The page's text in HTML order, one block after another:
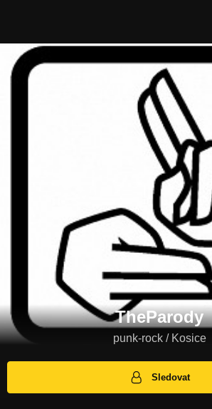
TheParody
punk-rock / Kosice
Sledovat